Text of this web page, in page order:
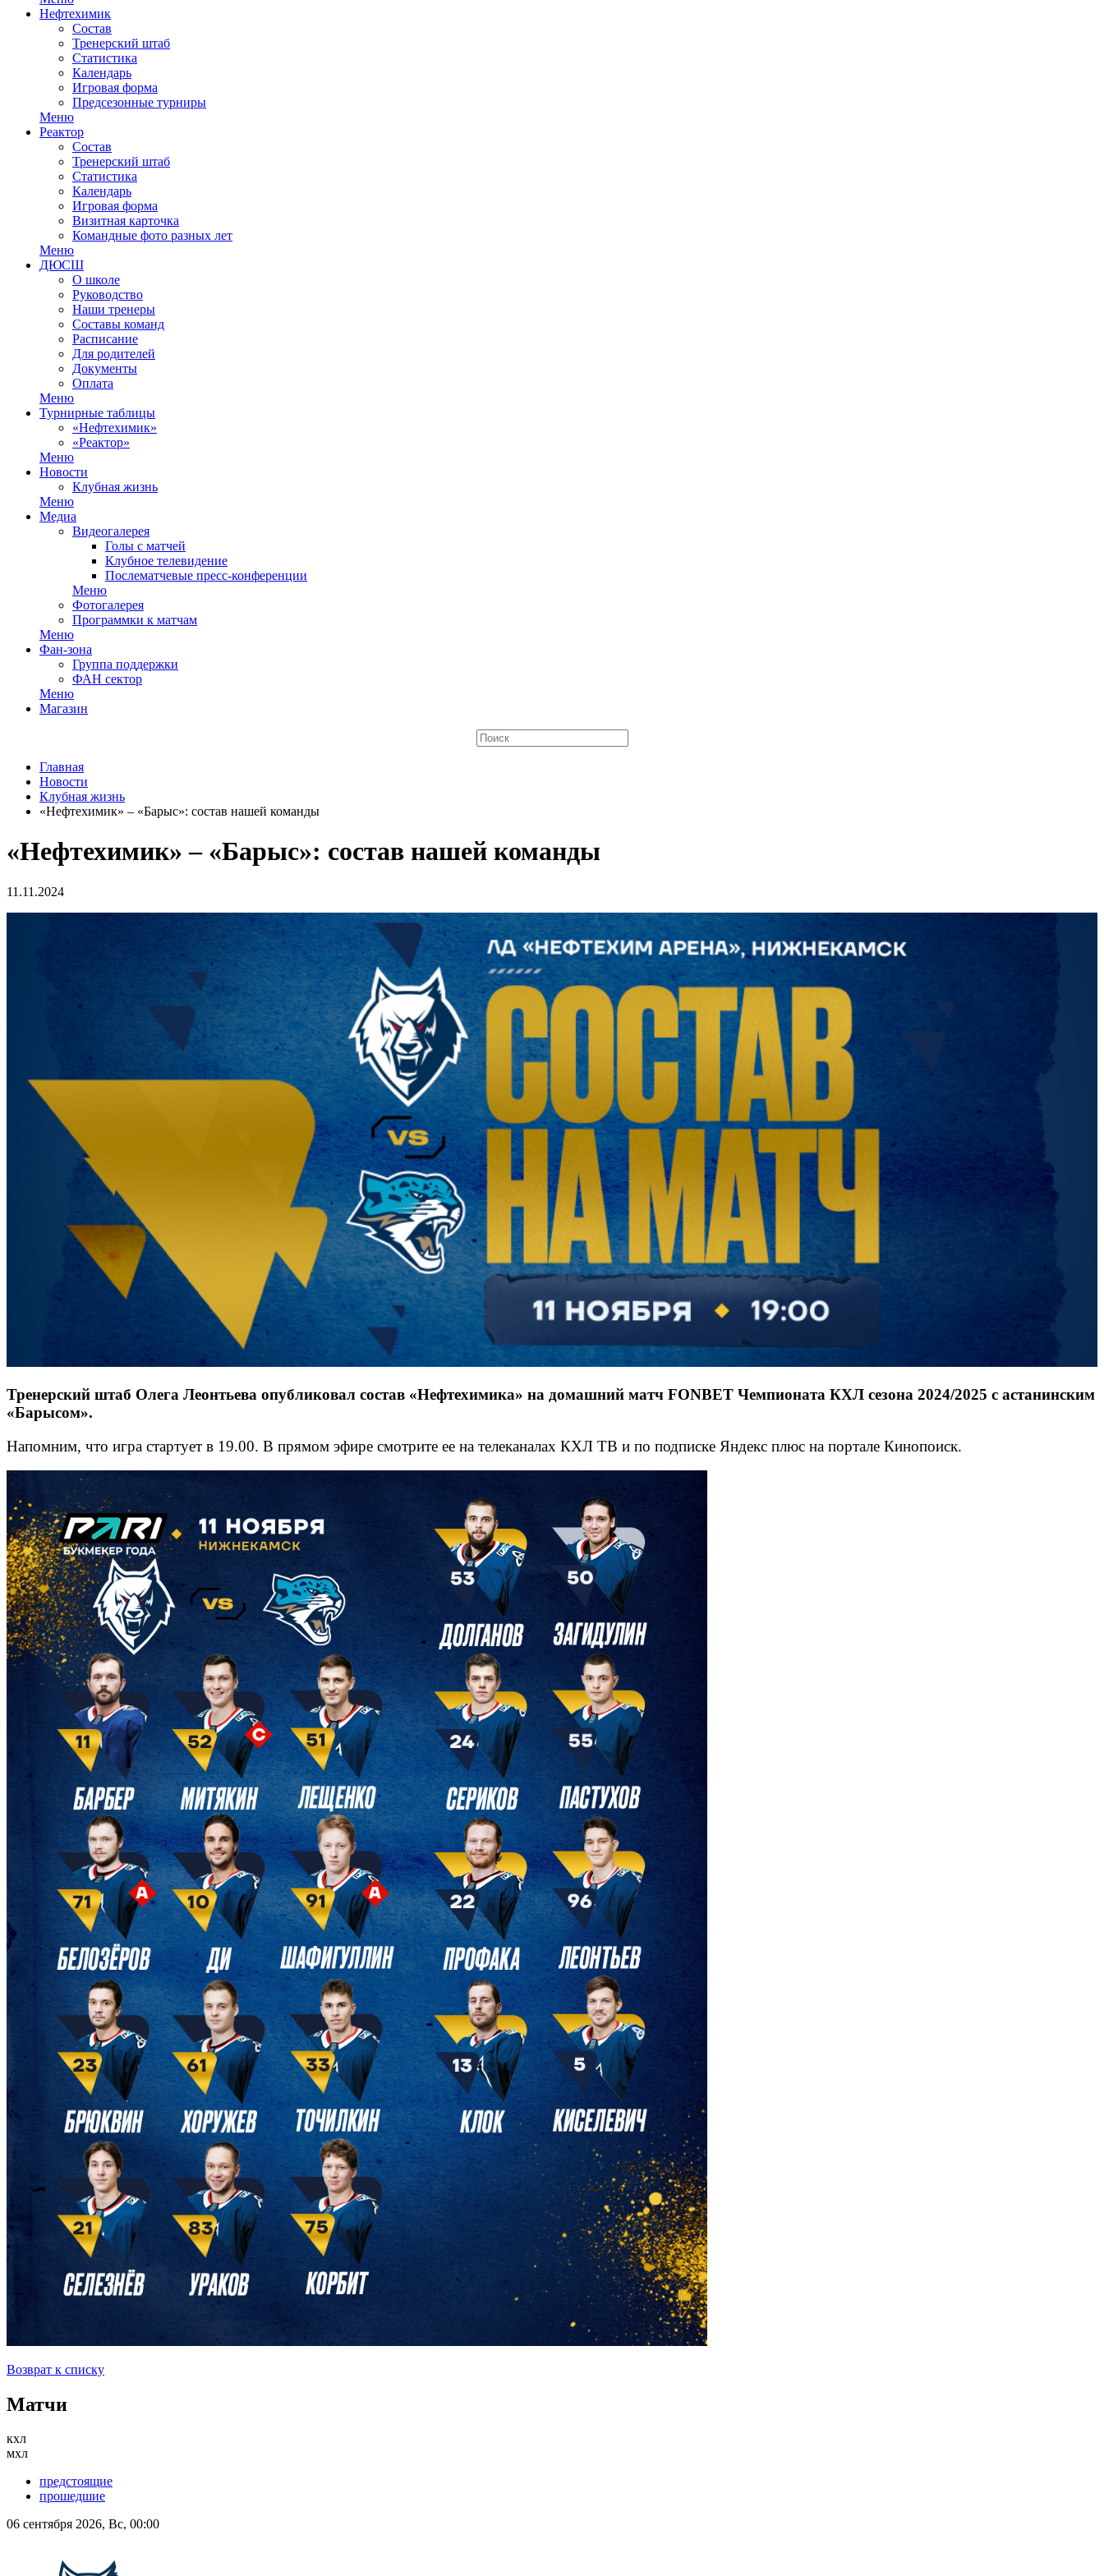
Нефтехимик
Состав
Тренерский штаб
Статистика
Календарь
Игровая форма
Предсезонные турниры
Меню
Реактор
Состав
Тренерский штаб
Статистика
Календарь
Игровая форма
Визитная карточка
Командные фото разных лет
Меню
ДЮСШ
О школе
Руководство
Наши тренеры
Составы команд
Расписание
Для родителей
Документы
Оплата
Меню
Турнирные таблицы
«Нефтехимик»
«Реактор»
Меню
Новости
Клубная жизнь
Меню
Медиа
Видеогалерея
Голы с матчей
Клубное телевидение
Послематчевые пресс-конференции
Меню
Фотогалерея
Программки к матчам
Меню
Фан-зона
Группа поддержки
ФАН сектор
Меню
Магазин
Главная
Новости
Клубная жизнь
«Нефтехимик» – «Барыс»: состав нашей команды
«Нефтехимик» – «Барыс»: состав нашей команды
11.11.2024
Тренерский штаб Олега Леонтьева опубликовал состав «Нефтехимика» на домашний матч FONBET Чемпионата КХЛ сезона 2024/2025 с астанинским
«Барысом».
Напомним, что игра стартует в 19.00. В прямом эфире смотрите ее на телеканалах КХЛ ТВ и по подписке Яндекс плюс на портале Кинопоиск.
Возврат к списку
Матчи
кхл
мхл
предстоящие
прошедшие
06 сентября 2026, Вс, 00:00